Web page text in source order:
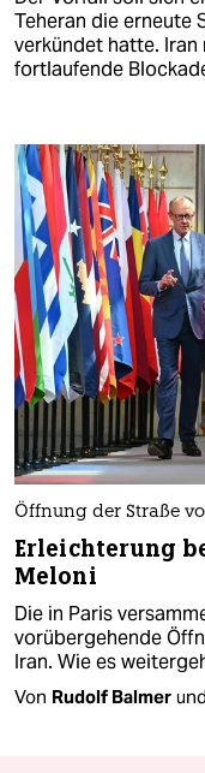
Teheran die erneute
verkündet hatte.
fortlaufende
Öffnung der Straße
Erleichterung
Meloni
Die in Paris
vorübergehende
Iran. Wie es
Von Rudolf Balmer und